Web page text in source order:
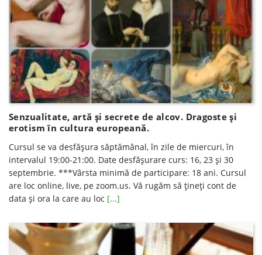
Senzualitate, artă și secrete de alcov. Dragoste și
erotism în cultura europeană.
Cursul se va desfăşura săptămânal, în zile de miercuri, în
intervalul 19:00-21:00. Date desfăşurare curs: 16, 23 și 30
septembrie. ***Vârsta minimă de participare: 18 ani. Cursul
are loc online, live, pe zoom.us. Vă rugăm să ţineţi cont de
data şi ora la care au loc [...]